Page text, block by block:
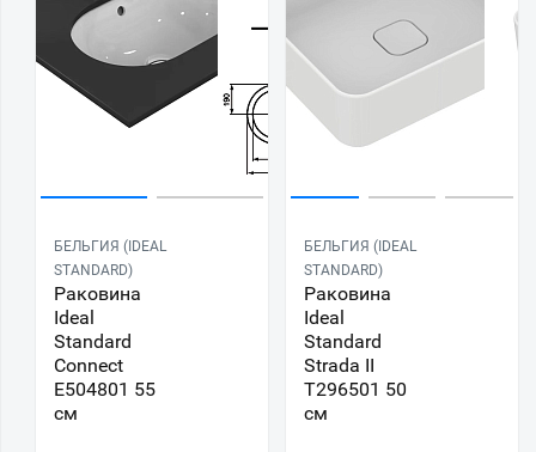
БЕЛЬГИЯ (IDEAL
STANDARD)
Раковина
Ideal
Standard
Connect
E504801 55
см
БЕЛЬГИЯ (IDEAL
STANDARD)
Раковина
Ideal
Standard
Strada II
T296501 50
см